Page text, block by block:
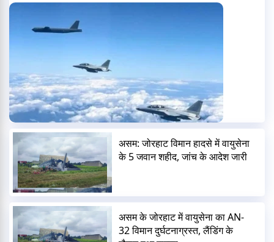
असम: जोरहाट विमान हादसे में वायुसेना
के 5 जवान शहीद, जांच के आदेश जारी
असम के जोरहाट में वायुसेना का AN-
32 विमान दुर्घटनाग्रस्त, लैंडिंग के